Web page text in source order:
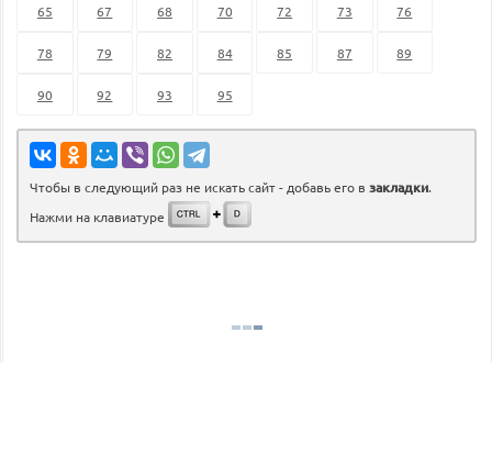
65 67 68 70 72 73 76
78 79 82 84 85 87 89
90 92 93 95
Чтобы в следующий раз не искать сайт - добавь его в закладки.
Нажми на клавиатуре